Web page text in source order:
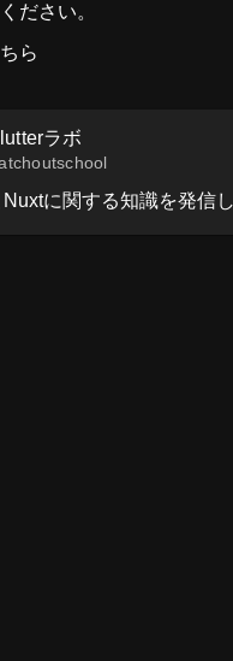
ださい。
ら
ラボ
Nuxtに関する知識を発信